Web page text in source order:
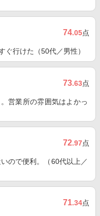
74.05点
ぐ行けた（50代／男性）
73.63点
営業所の雰囲気はよかっ
72.97点
ので便利。（60代以上／
71.34点